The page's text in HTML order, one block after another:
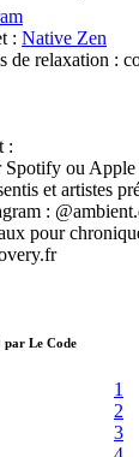
: Native Zen
de relaxation :
:
Spotify ou Apple
et artistes
:
pour
par Le Code
1
2
3